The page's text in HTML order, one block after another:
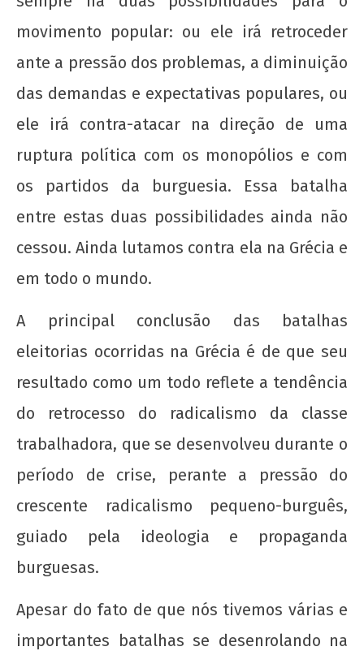
movimento popular: ou ele irá retroceder
ante a pressão dos problemas, a diminuição
das demandas e expectativas populares, ou
ele irá contra-atacar na direção de uma
ruptura política com os monopólios e com
os partidos da burguesia. Essa batalha
entre estas duas possibilidades ainda não
cessou. Ainda lutamos contra ela na Grécia e
em todo o mundo.
A principal conclusão das batalhas
eleitorias ocorridas na Grécia é de que seu
resultado como um todo reflete a tendência
do retrocesso do radicalismo da classe
trabalhadora, que se desenvolveu durante o
período de crise, perante a pressão do
crescente radicalismo pequeno-burguês,
guiado pela ideologia e propaganda
burguesas.
Apesar do fato de que nós tivemos várias e
importantes batalhas se desenrolando na